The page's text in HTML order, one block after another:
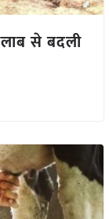
से बदली